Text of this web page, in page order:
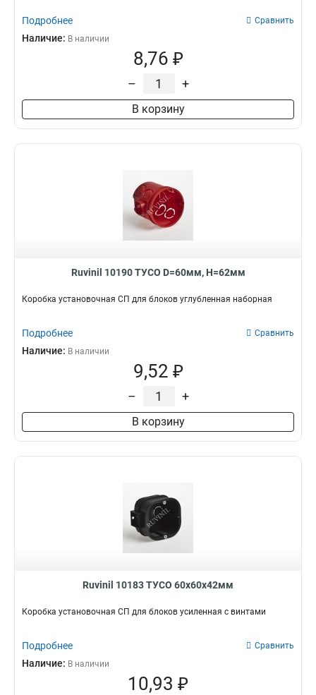
Подробнее Сравнить
Наличие: В наличии
8,76 ₽
– +
В корзину
Ruvinil 10190 ТУСО D=60мм, H=62мм
Коробка установочная СП для блоков углубленная наборная
Подробнее Сравнить
Наличие: В наличии
9,52 ₽
– +
В корзину
Ruvinil 10183 ТУСО 60х60х42мм
Коробка установочная СП для блоков усиленная с винтами
Подробнее Сравнить
Наличие: В наличии
10,93 ₽